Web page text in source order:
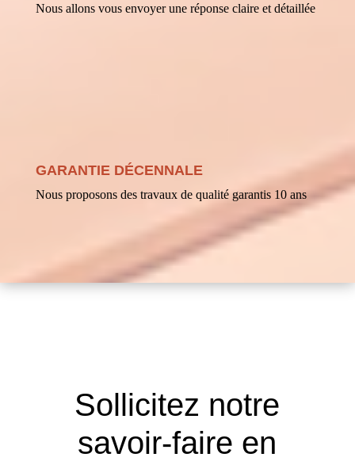
Nous allons vous envoyer une réponse claire et détaillée
GARANTIE DÉCENNALE
Nous proposons des travaux de qualité garantis 10 ans
Sollicitez notre
savoir-faire en